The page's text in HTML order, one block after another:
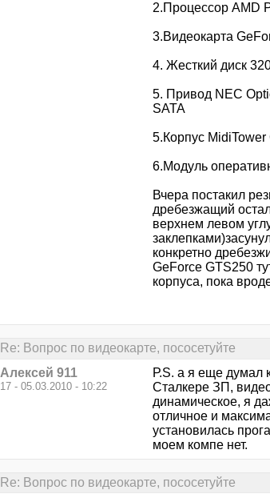
2.Процессор AMD
3.Видеокарта
4. Жесткий диск
5. Привод NEC
SATA
5.Корпус
6.Модуль
Вчера постакил
дребезжащий
верхнем левом
конкретно
GeForce GTS250
корпуса, пока
Re: Вопрос по видеокарте, пососетуйте
Алексей 911
17 - 05.03.2010 - 10:22
Р.S. а я еще думал
Сталкере ЗП,
динамическое, я
отличное и
установилась
моем компе нет.
Re: Вопрос по видеокарте, пососетуйте